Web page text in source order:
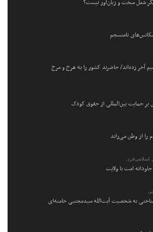
شغل سخت و زیان‌آور نیست؟
نامنسجم
آخر زده‌اند/ حاضرند کشور را به هرج و مرج
بر حمایت بین‌المللی از حقوق کودک
را از وطن می‌راند
اسلامی‌فرد:
امت با ولایت
به شخصیت آیت‌الله سیدمجتبی خامنه‌ای